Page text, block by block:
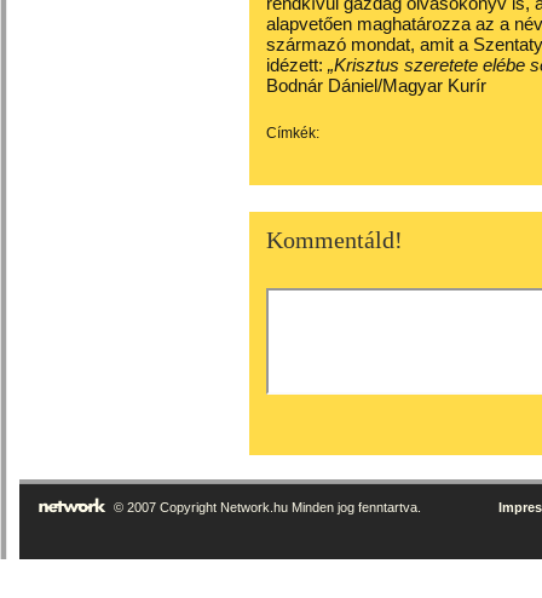
alapvetően maghatározza az a
származó mondat, amit a
idézett: „Krisztus szeretete elébe
Bodnár Dániel/Magyar Kurír
Címkék:
Kommentáld!
© 2007 Copyright Network.hu Minden jog fenntartva.